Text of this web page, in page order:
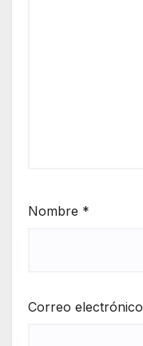
Nombre *
Correo electrónico